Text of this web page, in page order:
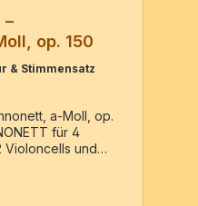
–
op. 150
& Stimmensatz
a-Moll, op.
für 4
Violoncells und
: Verlag
Vl, 2 Va, 2 Vc,